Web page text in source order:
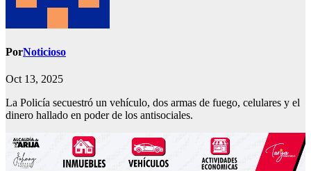
PorNoticioso
Oct 13, 2025
La Policía secuestró un vehículo, dos armas de fuego, celulares y el
dinero hallado en poder de los antisociales.